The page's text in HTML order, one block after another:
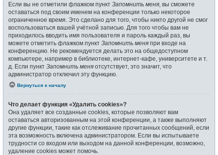
Если вы не отметили флажком пункт Запомнить меня , вы сможете
оставаться под своим именем на конференции только некоторое
ограниченное время. Это сделано для того, чтобы никто другой не смог
воспользоваться вашей учётной записью. Для того чтобы вам не
приходилось вводить имя пользователя и пароль каждый раз, вы
можете отметить флажком пункт Запомнить меня при входе на
конференцию. Не рекомендуется делать это на общедоступном
компьютере, например в библиотеке, интернет-кафе, университете и т.
д. Если пункт Запомнить меня отсутствует, это значит, что
администратор отключил эту функцию.
Вернуться к началу
Что делает функция «Удалить cookies»?
Она удаляет все созданные cookies, которые позволяют вам
оставаться авторизованным на этой конференции, а также выполняют
другие функции, такие как отслеживание прочитанных сообщений, если
эта возможность включена администратором. Если вы испытываете
трудности со входом или выходом на данной конференции, возможно,
удаление cookies может помочь.